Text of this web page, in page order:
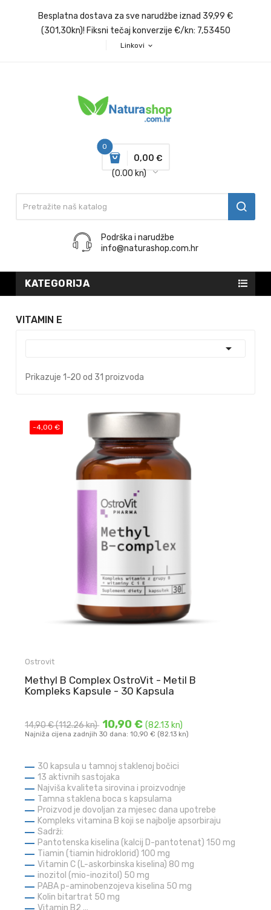
Besplatna dostava za sve narudžbe iznad 39,99 €
(301,30kn)! Fiksni tečaj konverzije €/kn: 7,53450
Linkovi expand_more
0
0,00 €
(0.00 kn)
Podrška i narudžbe
info@naturashop.com.hr
KATEGORIJA
VITAMIN E

Prikazuje 1-20 od 31 proizvoda
-4,00 €
Ostrovit
Methyl B Complex OstroVit - Metil B
Kompleks Kapsule - 30 Kapsula
14,90 €(112.26 kn) 10,90 €(82.13 kn)
Najniža cijena zadnjih 30 dana: 10,90 € (82.13 kn)
30 kapsula u tamnoj staklenoj bočici
13 aktivnih sastojaka
Najviša kvaliteta sirovina i proizvodnje
Tamna staklena boca s kapsulama
Proizvod je dovoljan za mjesec dana upotrebe
Kompleks vitamina B koji se najbolje apsorbiraju
Sadrži:
Pantotenska kiselina (kalcij D-pantotenat) 150 mg
Tiamin (tiamin hidroklorid) 100 mg
Vitamin C (L-askorbinska kiselina) 80 mg
inozitol (mio-inozitol) 50 mg
PABA p-aminobenzojeva kiselina 50 mg
Kolin bitartrat 50 mg